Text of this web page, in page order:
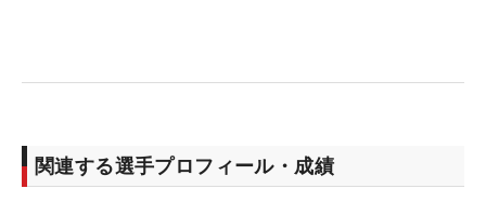
関連する選手プロフィール・成績